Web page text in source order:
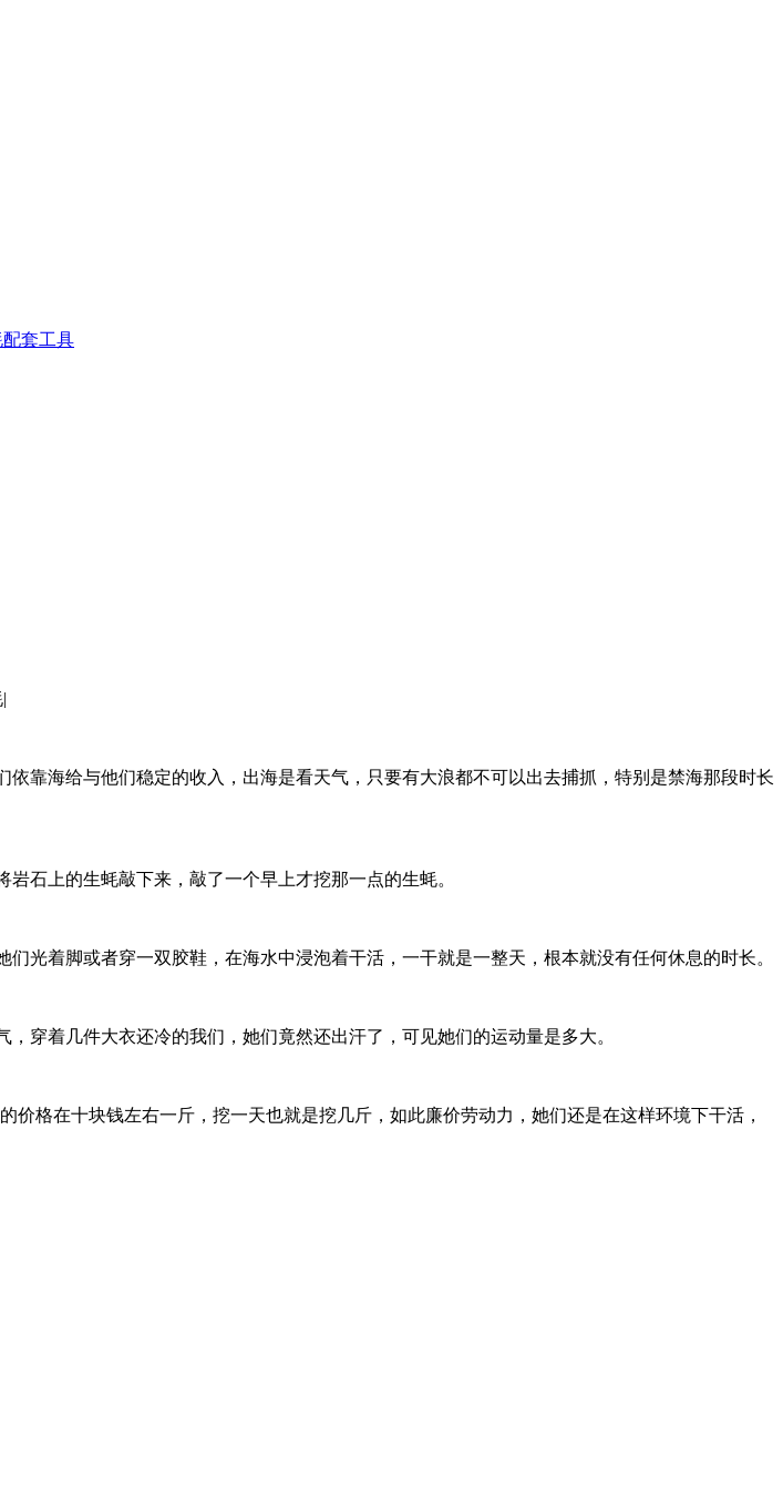
套工具
靠海给与他们稳定的收入，出海是看天气，只要有大浪都不可以出去捕抓，特别是禁海那段时长
石上的生蚝敲下来，敲了一个早上才挖那一点的生蚝。
光着脚或者穿一双胶鞋，在海水中浸泡着干活，一干就是一整天，根本就没有任何休息的时长。
穿着几件大衣还冷的我们，她们竟然还出汗了，可见她们的运动量是多大。
格在十块钱左右一斤，挖一天也就是挖几斤，如此廉价劳动力，她们还是在这样环境下干活，